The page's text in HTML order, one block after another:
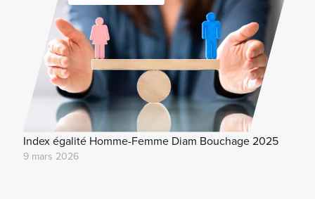
Index égalité Homme-Femme Diam Bouchage 2025
9 mars 2026